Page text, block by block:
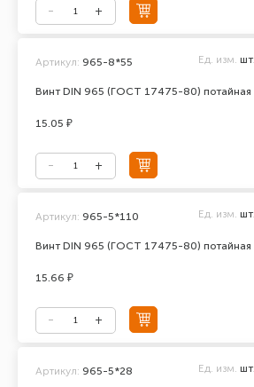
Винт DIN 965 (ГОСТ 17475-80) потайная
Артикул: 965-8*55 Ед. изм. шт.
15.05 ₽
Винт DIN 965 (ГОСТ 17475-80) потайная
Артикул: 965-5*110 Ед. изм. шт.
15.66 ₽
Артикул: 965-5*28 Ед. изм. шт.